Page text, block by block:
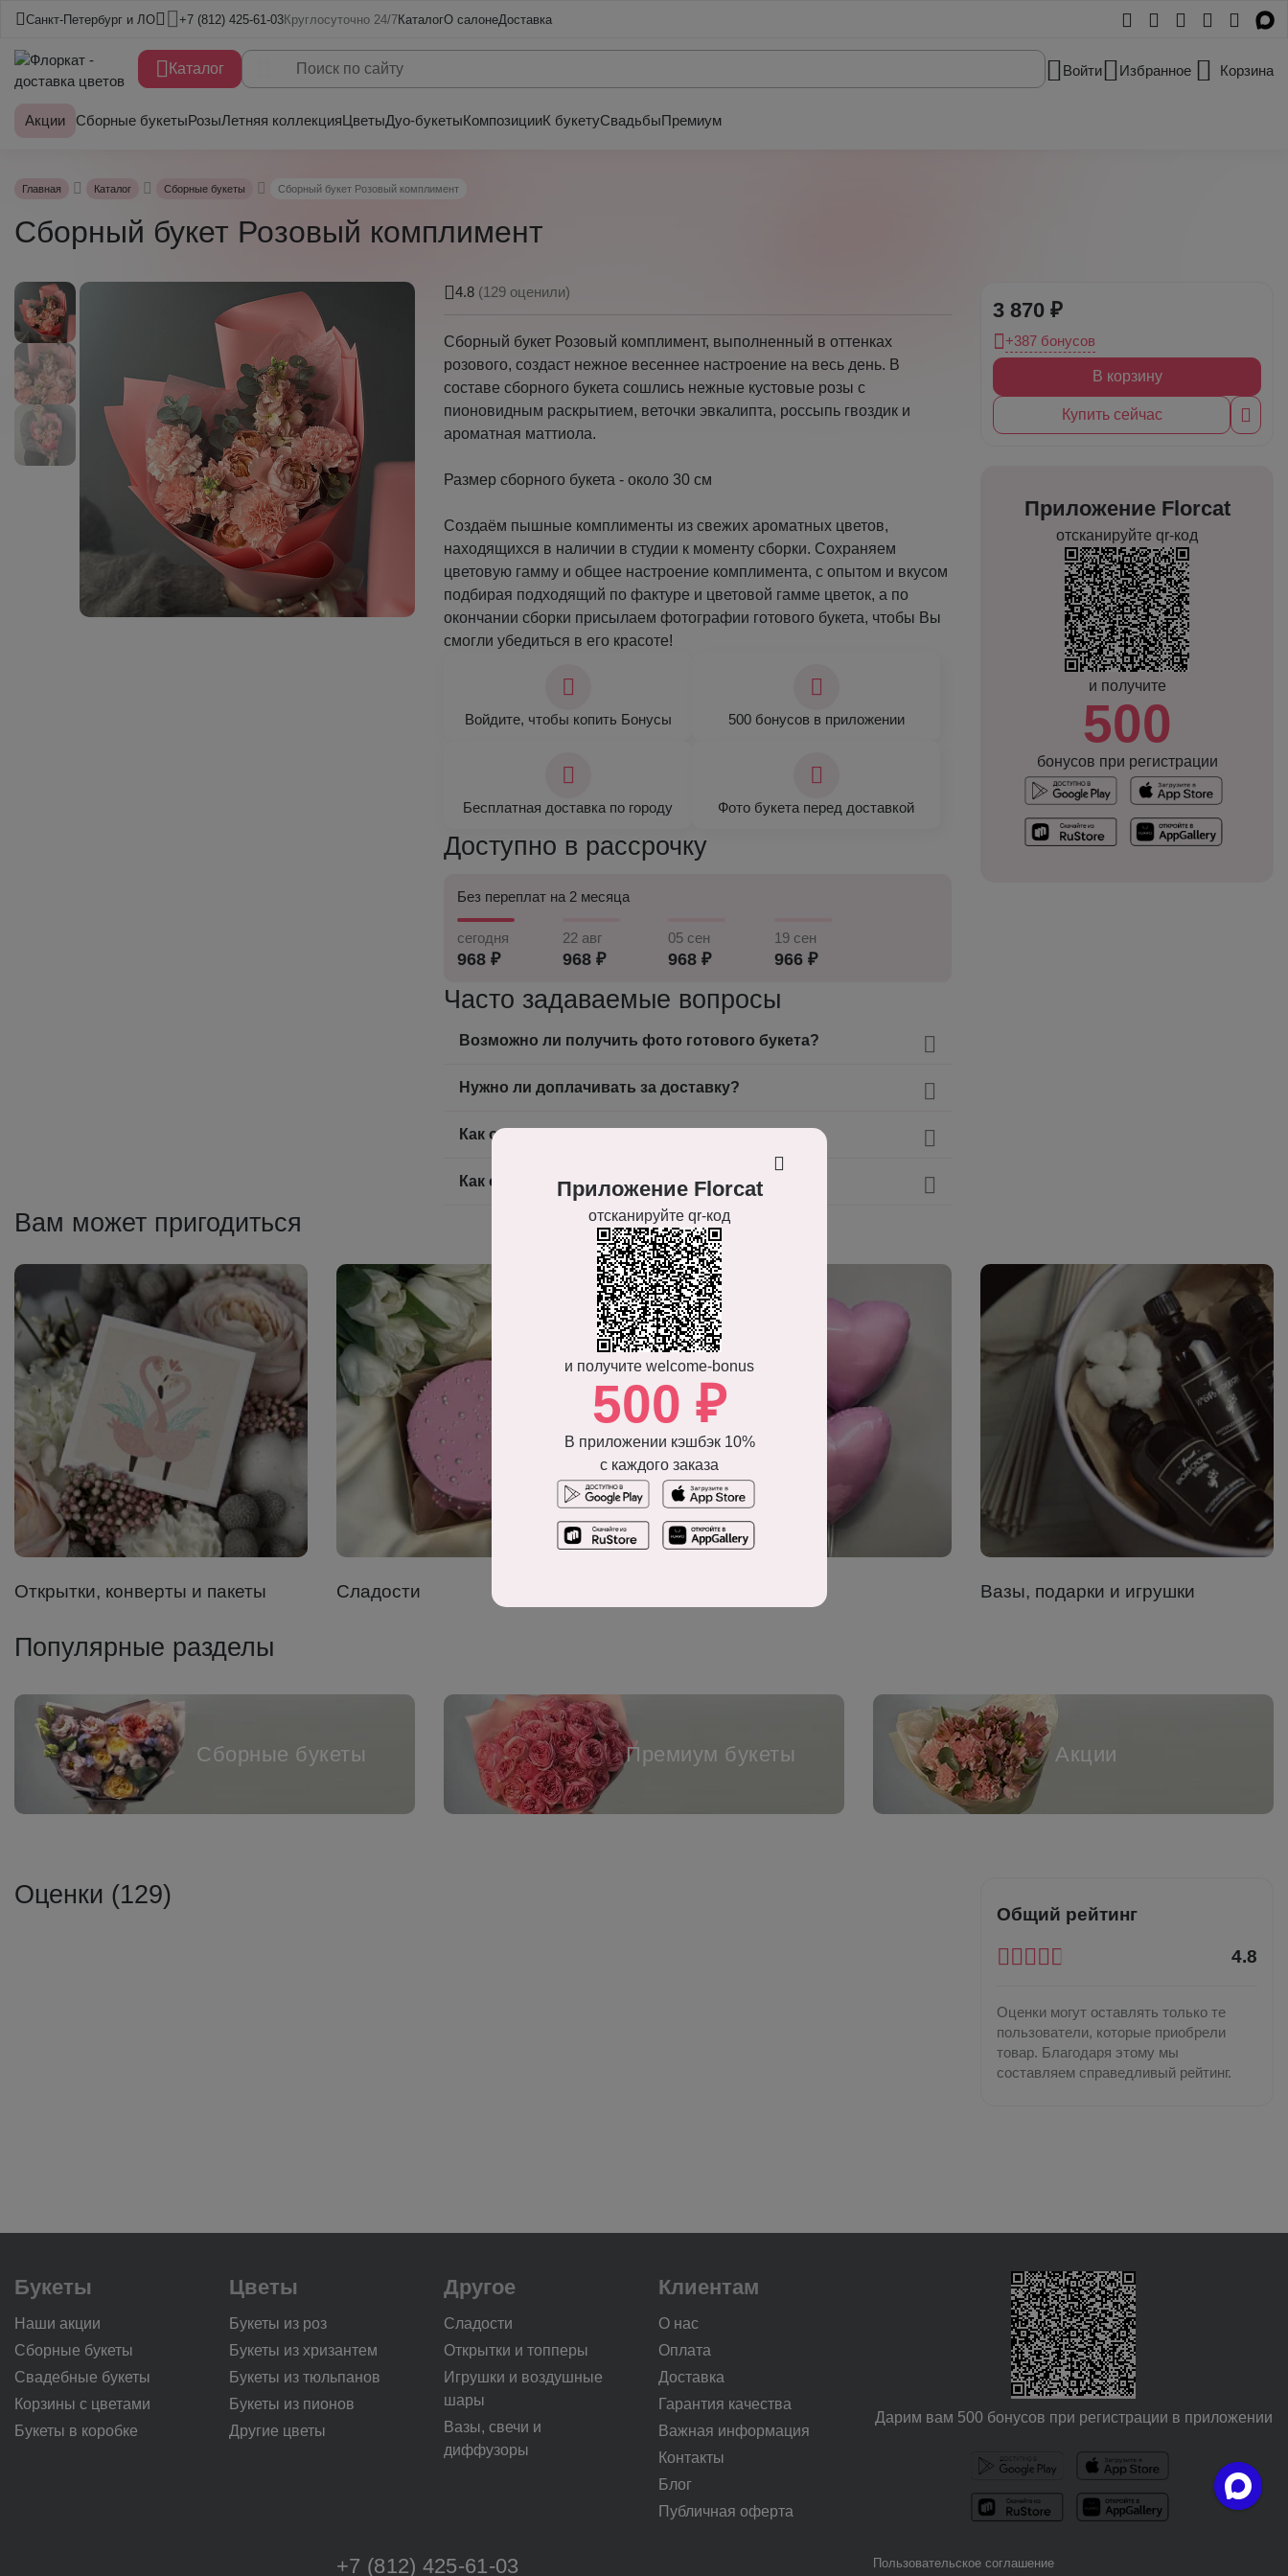
Санкт-Петербург и ЛО +7 (812) 425-61-03Круглосуточно 24/7КаталогО салонеДоставка
Каталог Войти Избранное Корзина
Акции Сборные букетыРозыЛетняя коллекцияЦветыДуо-букетыКомпозицииК букетуСвадьбыПремиум
Главная Каталог Сборные букеты Сборный букет Розовый комплимент
Сборный букет Розовый комплимент
4.8 (129 оценили)
Сборный букет Розовый комплимент, выполненный в оттенках
розового, создаст нежное весеннее настроение на весь день. В
составе сборного букета сошлись нежные кустовые розы с
пионовидным раскрытием, веточки эвкалипта, россыпь гвоздик и
ароматная маттиола.
Размер сборного букета - около 30 см
Создаём пышные комплименты из свежих ароматных цветов,
находящихся в наличии в студии к моменту сборки. Сохраняем
цветовую гамму и общее настроение комплимента, с опытом и вкусом
подбирая подходящий по фактуре и цветовой гамме цветок, а по
окончании сборки присылаем фотографии готового букета, чтобы Вы
смогли убедиться в его красоте!
Войдите, чтобы копить Бонусы 500 бонусов в приложении
Бесплатная доставка по городу Фото букета перед доставкой
Доступно в рассрочку
Без переплат на 2 месяца
сегодня
968 ₽
22 авг
968 ₽
05 сен
968 ₽
19 сен
966 ₽
Часто задаваемые вопросы
Возможно ли получить фото готового букета?
Нужно ли доплачивать за доставку?
Как оплатить заказ?
Как оформить заказ на доставку цветов?
3 870 ₽
+387 бонусов
В корзину
Купить сейчас
Приложение Florcat
отсканируйте qr-код
и получите
500
бонусов при регистрации
Вам может пригодиться
Открытки, конверты и пакеты Сладости Вазы, подарки и игрушки
Популярные разделы
Сборные букеты Премиум букеты Акции
Оценки (129)
Общий рейтинг
4.8
Оценки могут оставлять только те
пользователи, которые приобрели
товар. Благодаря этому мы
составляем справедливый рейтинг.
Приложение Florcat
отсканируйте qr-код
и получите welcome-bonus
500 ₽
В приложении кэшбэк 10%
с каждого заказа
Букеты
Наши акции
Сборные букеты
Свадебные букеты
Корзины с цветами
Букеты в коробке
Цветы
Букеты из роз
Букеты из хризантем
Букеты из тюльпанов
Букеты из пионов
Другие цветы
Другое
Сладости
Открытки и топперы
Игрушки и воздушные
шары
Вазы, свечи и
диффузоры
Клиентам
О нас
Оплата
Доставка
Гарантия качества
Важная информация
Контакты
Блог
Публичная оферта
Дарим вам 500 бонусов при регистрации в приложении
+7 (812) 425-61-03
Пользовательское соглашение